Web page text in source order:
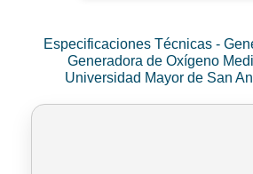
Especificaciones Técnicas -
Generadora de Oxígeno
Universidad Mayor de San